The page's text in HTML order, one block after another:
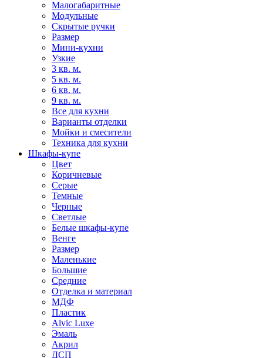
Малогабаритные
Модульные
Скрытые ручки
Размер
Мини-кухни
Узкие
3 кв. м.
5 кв. м.
6 кв. м.
9 кв. м.
Все для кухни
Варианты отделки
Мойки и смесители
Техника для кухни
Шкафы-купе
Цвет
Коричневые
Серые
Темные
Черные
Светлые
Белые шкафы-купе
Венге
Размер
Маленькие
Большие
Средние
Отделка и материал
МДФ
Пластик
Alvic Luxe
Эмаль
Акрил
ДСП